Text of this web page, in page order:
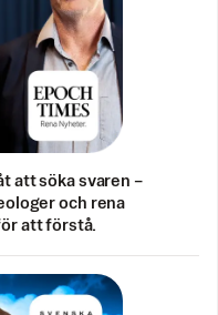
att söka svaren –
och rena
att förstå.